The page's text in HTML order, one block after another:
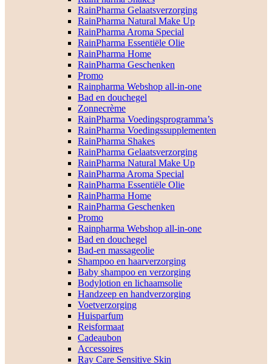
RainPharma Gelaatsverzorging
RainPharma Natural Make Up
RainPharma Aroma Special
RainPharma Essentiële Olie
RainPharma Home
RainPharma Geschenken
Promo
Rainpharma Webshop all-in-one
Bad en douchegel
Zonnecrème
RainPharma Voedingsprogramma’s
RainPharma Voedingssupplementen
RainPharma Shakes
RainPharma Gelaatsverzorging
RainPharma Natural Make Up
RainPharma Aroma Special
RainPharma Essentiële Olie
RainPharma Home
RainPharma Geschenken
Promo
Rainpharma Webshop all-in-one
Bad en douchegel
Bad-en massageolie
Shampoo en haarverzorging
Baby shampoo en verzorging
Bodylotion en lichaamsolie
Handzeep en handverzorging
Voetverzorging
Huisparfum
Reisformaat
Cadeaubon
Accessoires
Ray Care Sensitive Skin